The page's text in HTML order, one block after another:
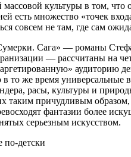
культуры в том, что
есть множество «точек
совсем не там, где сам
Сага» — романы
— рассчитаны на
аудиторию
в то же время универсальные
расы, культуры и
таким причудливым
фантазии более
серьезным искусством.
по-детски